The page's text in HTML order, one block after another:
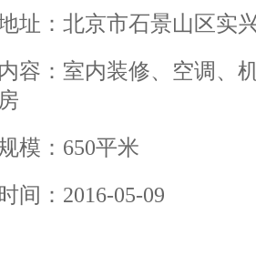
址：北京市石景山区实
容：室内装修、空调、
模：650平米
间：2016-05-09